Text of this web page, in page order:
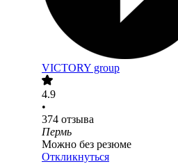
VICTORY group
4.9
•
374 отзыва
Пермь
Можно без резюме
Откликнуться